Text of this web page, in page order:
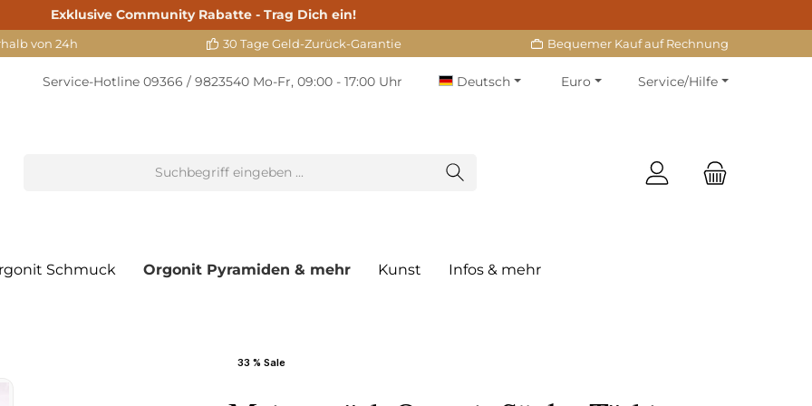
Exklusive Community Rabatte - Trag Dich ein!
von 24h 30 Tage Geld-Zurück-Garantie Bequemer Kauf auf Rechnung
Service-Hotline 09366 / 9823540 Mo-Fr, 09:00 - 17:00 Uhr Deutsch Euro Service/Hilfe
Schmuck Orgonit Pyramiden & mehr Kunst Infos & mehr
33 % Sale